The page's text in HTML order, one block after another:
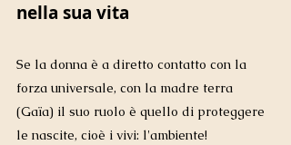
nella sua vita
Se la donna è a diretto contatto con la
forza universale, con la madre terra
(Gaïa) il suo ruolo è quello di proteggere
le nascite, cioè i vivi: l'ambiente!